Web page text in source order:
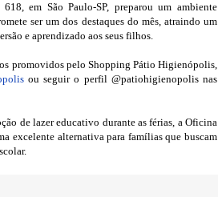
em São Paulo-SP, preparou um ambiente
ser um dos destaques do mês, atraindo um
e aprendizado aos seus filhos.
promovidos pelo Shopping Pátio Higienópolis,
ou seguir o perfil @patiohigienopolis nas
de lazer educativo durante as férias, a Oficina
excelente alternativa para famílias que buscam